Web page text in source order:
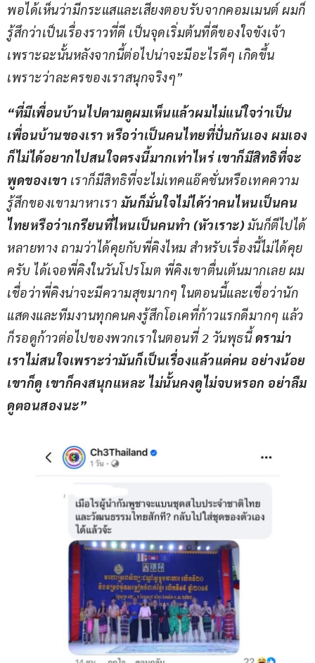
พอได้เห็นว่ามีกระแสและเสียงตอบรับจากคอมเมนต์ ผมก็
รู้สึกว่าเป็นเรื่องราวที่ดี เป็นจุดเริ่มต้นที่ดีของใจขังเจ้า
เพราะฉะนั้นหลังจากนี้ต่อไปน่าจะมีอะไรดีๆ เกิดขึ้น
เพราะว่าละครของเราสนุกจริงๆ”
“ที่มีเพื่อนบ้านไปตามดูผมเห็นแล้วผมไม่แน่ใจว่าเป็น
เพื่อนบ้านของเรา หรือว่าเป็นคนไทยที่ปั่นกันเอง ผมเอง
ก็ไม่ได้อยากไปสนใจตรงนี้มากเท่าไหร่ เขาก็มีสิทธิที่จะ
พูดของเขา เราก็มีสิทธิที่จะไม่เทคแอ๊คชั่นหรือเทคความ
รู้สึกของเขามาหาเรา มันก็มั่นใจไม่ได้ว่าคนไหนเป็นคน
ไทยหรือว่าเกรียนที่ไหนเป็นคนทำ (หัวเราะ) มันก็ตีไปได้
หลายทาง ถามว่าได้คุยกับพี่คิงไหม สำหรับเรื่องนี้ไม่ได้คุย
ครับ ได้เจอพี่คิงในวันโปรโมต พี่คิงเขาตื่นเต้นมากเลย ผม
เชื่อว่าพี่คิงน่าจะมีความสุขมากๆ ในตอนนี้และเชื่อว่านัก
แสดงและทีมงานทุกคนคงรู้สึกโอเคที่ก้าวแรกดีมากๆ แล้ว
ก็รอดูก้าวต่อไปของพวกเราในตอนที่ 2 วันพุธนี้ ดราม่า
เราไม่สนใจเพราะว่ามันก็เป็นเรื่องแล้วแต่คน อย่างน้อย
เขาก็ดู เขาก็คงสนุกแหละ ไม่นั้นคงดูไม่จบหรอก อย่าลืม
ดูตอนสองนะ”